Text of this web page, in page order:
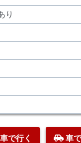
り
で行く 車